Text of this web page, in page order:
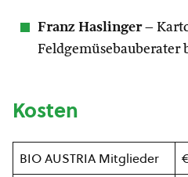
Franz Haslinger–
Feldgemüsebauberater
Kosten
BIO AUSTRIA Mitglieder